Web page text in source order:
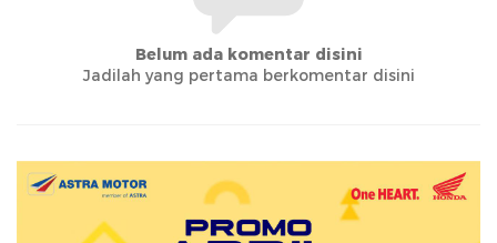
Belum ada komentar disini
Jadilah yang pertama berkomentar disini